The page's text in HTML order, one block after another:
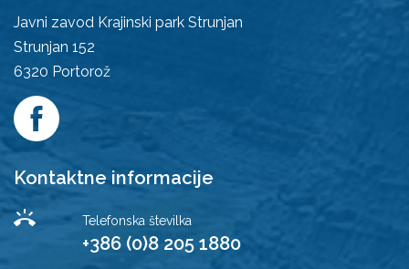
Javni zavod Krajinski park Strunjan
Strunjan 152
6320 Portorož
Kontaktne informacije
Telefonska številka
+386 (0)8 205 1880